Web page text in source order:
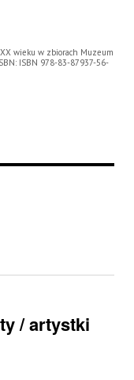
wieku w zbiorach Muzeum
ISBN 978-83-87937-56-
/ artystki